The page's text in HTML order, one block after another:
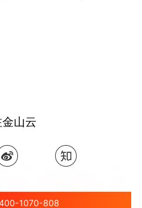
山云
1070-808